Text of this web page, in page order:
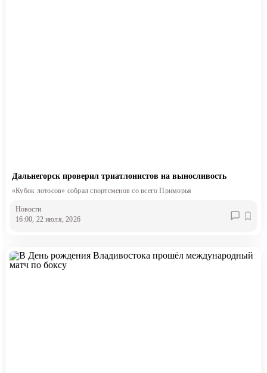
Дальнегорск проверил триатлонистов на выносливость
«Кубок лотосов» собрал спортсменов со всего Приморья
Новости
16:00, 22 июля, 2026